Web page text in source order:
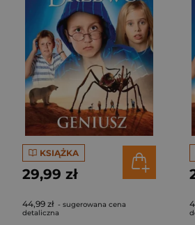
KSIĄŻKA
29,99 zł
44,99 zł - sugerowana cena
detaliczna